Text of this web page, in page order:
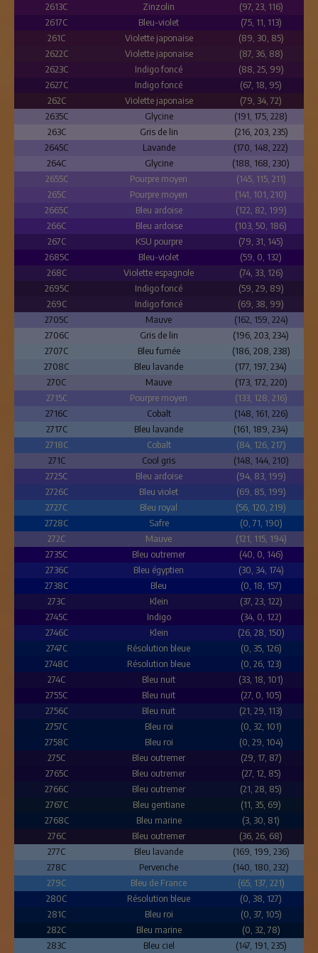
2613C
Zinzolin
(97, 23, 116)
2617C
Bleu-violet
(75, 11, 113)
261C
Violette japonaise
(89, 30, 85)
2622C
Violette japonaise
(87, 36, 88)
2623C
Indigo foncé
(88, 25, 99)
2627C
Indigo foncé
(67, 18, 95)
262C
Violette japonaise
(79, 34, 72)
2635C
Glycine
(191, 175, 228)
263C
Gris de lin
(216, 203, 235)
2645C
Lavande
(170, 148, 222)
264C
Glycine
(188, 168, 230)
2655C
Pourpre moyen
(145, 115, 211)
265C
Pourpre moyen
(141, 101, 210)
2665C
Bleu ardoise
(122, 82, 199)
266C
Bleu ardoise
(103, 50, 186)
267C
KSU pourpre
(79, 31, 145)
2685C
Bleu-violet
(59, 0, 132)
268C
Violette espagnole
(74, 33, 126)
2695C
Indigo foncé
(59, 29, 89)
269C
Indigo foncé
(69, 38, 99)
2705C
Mauve
(162, 159, 224)
2706C
Gris de lin
(196, 203, 234)
2707C
Bleu fumée
(186, 208, 238)
2708C
Bleu lavande
(177, 197, 234)
270C
Mauve
(173, 172, 220)
2715C
Pourpre moyen
(133, 128, 216)
2716C
Cobalt
(148, 161, 226)
2717C
Bleu lavande
(161, 189, 234)
2718C
Cobalt
(84, 126, 217)
271C
Cool gris
(148, 144, 210)
2725C
Bleu ardoise
(94, 83, 199)
2726C
Bleu violet
(69, 85, 199)
2727C
Bleu royal
(56, 120, 219)
2728C
Safre
(0, 71, 190)
272C
Mauve
(121, 115, 194)
2735C
Bleu outremer
(40, 0, 146)
2736C
Bleu égyptien
(30, 34, 174)
2738C
Bleu
(0, 18, 157)
273C
Klein
(37, 23, 122)
2745C
Indigo
(34, 0, 122)
2746C
Klein
(26, 28, 150)
2747C
Résolution bleue
(0, 35, 126)
2748C
Résolution bleue
(0, 26, 123)
274C
Bleu nuit
(33, 18, 101)
2755C
Bleu nuit
(27, 0, 105)
2756C
Bleu nuit
(21, 29, 113)
2757C
Bleu roi
(0, 32, 101)
2758C
Bleu roi
(0, 29, 104)
275C
Bleu outremer
(29, 17, 87)
2765C
Bleu outremer
(27, 12, 85)
2766C
Bleu outremer
(21, 28, 85)
2767C
Bleu gentiane
(11, 35, 69)
2768C
Bleu marine
(3, 30, 81)
276C
Bleu outremer
(36, 26, 68)
277C
Bleu lavande
(169, 199, 236)
278C
Pervenche
(140, 180, 232)
279C
Bleu de France
(65, 137, 221)
280C
Résolution bleue
(0, 38, 127)
281C
Bleu roi
(0, 37, 105)
282C
Bleu marine
(0, 32, 78)
283C
Bleu ciel (147, 191, 235)